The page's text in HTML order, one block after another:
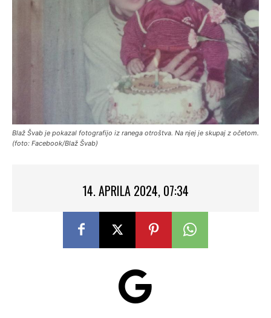
Blaž Švab je pokazal fotografijo iz ranega otroštva. Na njej je skupaj z očetom.
(foto: Facebook/Blaž Švab)
14. APRILA 2024, 07:34